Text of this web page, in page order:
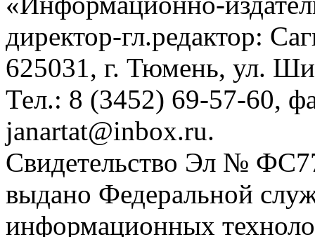
директор-гл.редактор:
625031, г. Тюмень, ул.
Тел.: 8 (3452) 69-57-60,
janartat@inbox.ru.
Свидетельство Эл №
выдано Федеральной
информационных